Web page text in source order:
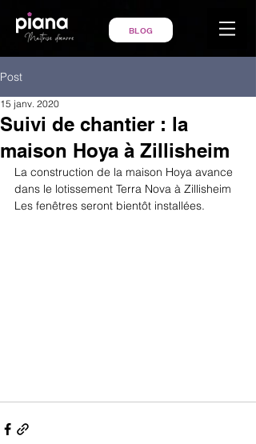
BLOG
Post
Suivi de chantier : la
maison Hoya à Zillisheim
15 janv. 2020
La construction de la maison Hoya avance
dans le lotissement Terra Nova à Zillisheim
Les fenêtres seront bientôt installées.